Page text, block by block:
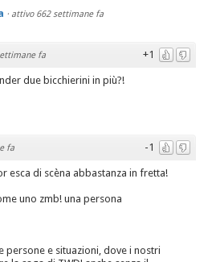
· attivo 662 settimane fa
+1
fa
due bicchierini in più?!
-1
fa
esca di scèna abbastanza in fretta!
uno zmb! una persona
persone e situazioni, dove i nostri